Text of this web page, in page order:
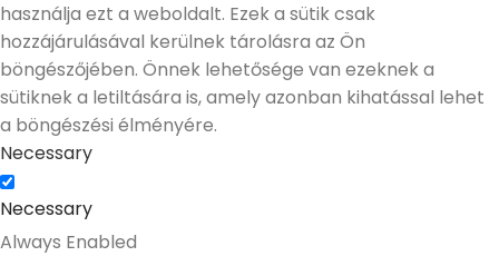
használja ezt a weboldalt. Ezek a sütik csak
hozzájárulásával kerülnek tárolásra az Ön
böngészőjében. Önnek lehetősége van ezeknek a
sütiknek a letiltására is, amely azonban kihatással lehet
a böngészési élményére.
Necessary
Necessary
Always Enabled